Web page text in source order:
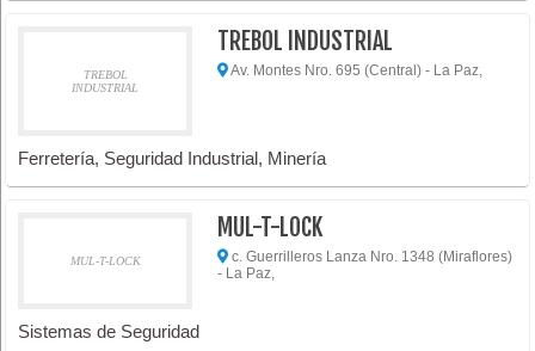
TREBOL
INDUSTRIAL
TREBOL INDUSTRIAL
Av. Montes Nro. 695 (Central) - La Paz,
Ferretería, Seguridad Industrial, Minería
MUL-T-LOCK
MUL-T-LOCK
c. Guerrilleros Lanza Nro. 1348 (Miraflores)
- La Paz,
Sistemas de Seguridad